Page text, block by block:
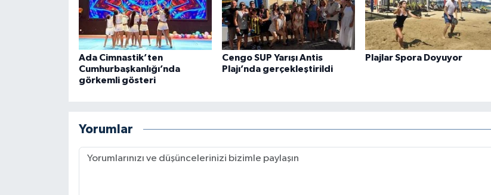
Ada Cimnastik’ten
Cumhurbaşkanlığı’nda
görkemli gösteri
Cengo SUP Yarışı Antis
Plajı’nda gerçekleştirildi
Plajlar Spora Doyuyor
Yorumlar